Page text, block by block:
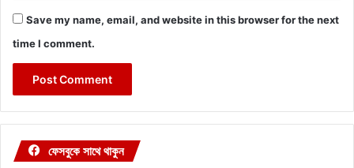
Save my name, email, and website in this browser for the next
time I comment.
ফেসবুকে সাথে থাকুন